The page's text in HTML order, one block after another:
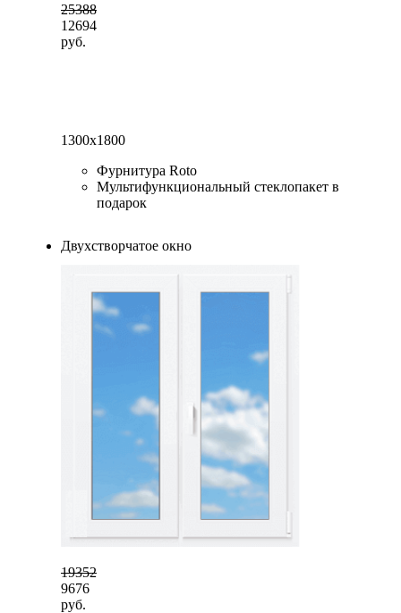
25388
12694
руб.
1300x1800
Фурнитура Roto
Мультифункциональный стеклопакет в
подарок
Двухстворчатое окно
19352
9676
руб.